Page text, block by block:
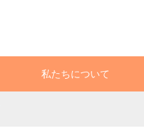
私たちについて